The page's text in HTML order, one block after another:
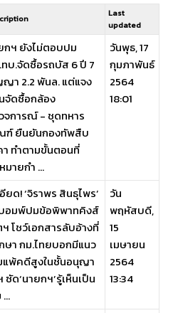
Last
updated
กฯ ยังไม่ตอบปม
บ.จัดซื้อรถบัส 6 ปี 7
า 2.2 พันล. แต่แจง
จัดซื้อกล้อง
จการณ์ - ชุดทหาร
ฑ์ ยืนยันกองทัพสืบ
า ทำตามขั้นตอนที่
มายกำ ...
วันพุธ, 17
กุมภาพันธ์
2564
18:01
ยด! ‘จิราพร สินธุไพร’
อมพ์ปมข้อพิพาทคิงส์
ฯ โชว์เอกสารลับอ้างที่
ษา กม.ไทยบอกมีแนว
แพ้คดีสูงในชั้นอนุญา
ซัด‘นายกฯ’รู้เห็นเป็น
วัน
พฤหัสบดี,
15
เมษายน
2564
13:34